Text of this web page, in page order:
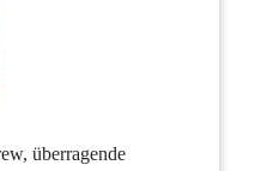
überragende